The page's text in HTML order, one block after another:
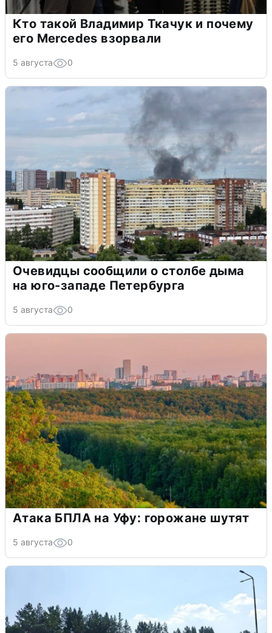
Кто такой Владимир Ткачук и почему
его Mercedes взорвали
5 августа 0
Очевидцы сообщили о столбе дыма
на юго-западе Петербурга
5 августа 0
Атака БПЛА на Уфу: горожане шутят
5 августа 0